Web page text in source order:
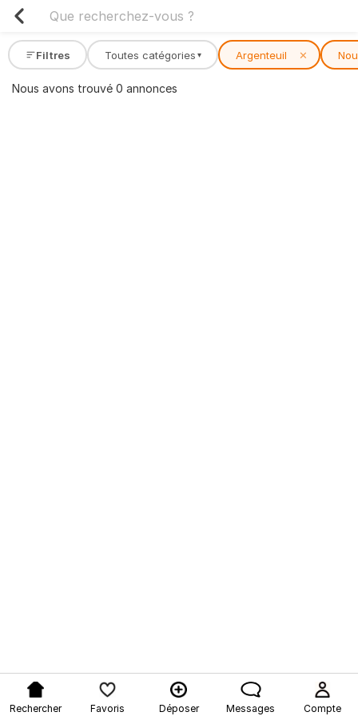
Filtres Toutes catégories ▾ Argenteuil ✕
Nous avons trouvé 0 annonces
Rechercher Favoris Déposer Messages Compte